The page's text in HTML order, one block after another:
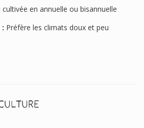
cultivée en annuelle ou bisannuelle
Préfère les climats doux et peu